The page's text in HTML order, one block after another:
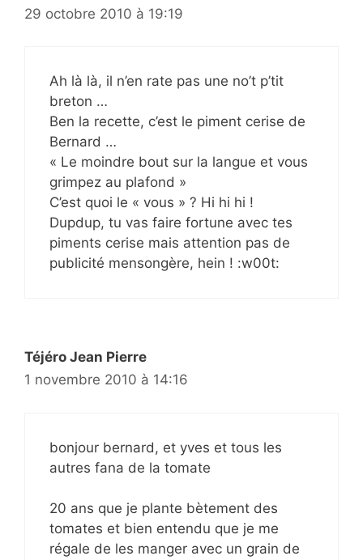
29 octobre 2010 à 19:19
Ah là là, il n’en rate pas une no’t p’tit
breton …
Ben la recette, c’est le piment cerise de
Bernard …
« Le moindre bout sur la langue et vous
grimpez au plafond »
C’est quoi le « vous » ? Hi hi hi !
Dupdup, tu vas faire fortune avec tes
piments cerise mais attention pas de
publicité mensongère, hein ! :w00t:
Téjéro Jean Pierre
1 novembre 2010 à 14:16
bonjour bernard, et yves et tous les
autres fana de la tomate
20 ans que je plante bètement des
tomates et bien entendu que je me
régale de les manger avec un grain de